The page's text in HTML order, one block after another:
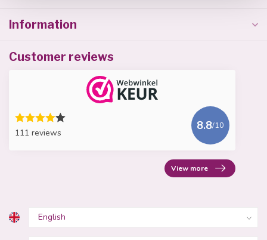
Information
Customer reviews
111 reviews
8.8/10
View more